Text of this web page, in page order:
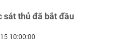
sát thủ đã bắt đầu
10:00:00